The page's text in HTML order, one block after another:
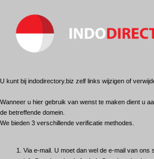
U kunt bij indodirectory.biz zelf links wijzigen of
Wanneer u hier gebruik van wenst te maken dient u
de betreffende domein.
We bieden 3 verschillende verificatie methodes.
Via e-mail. U moet dan wel de e-mail van ons